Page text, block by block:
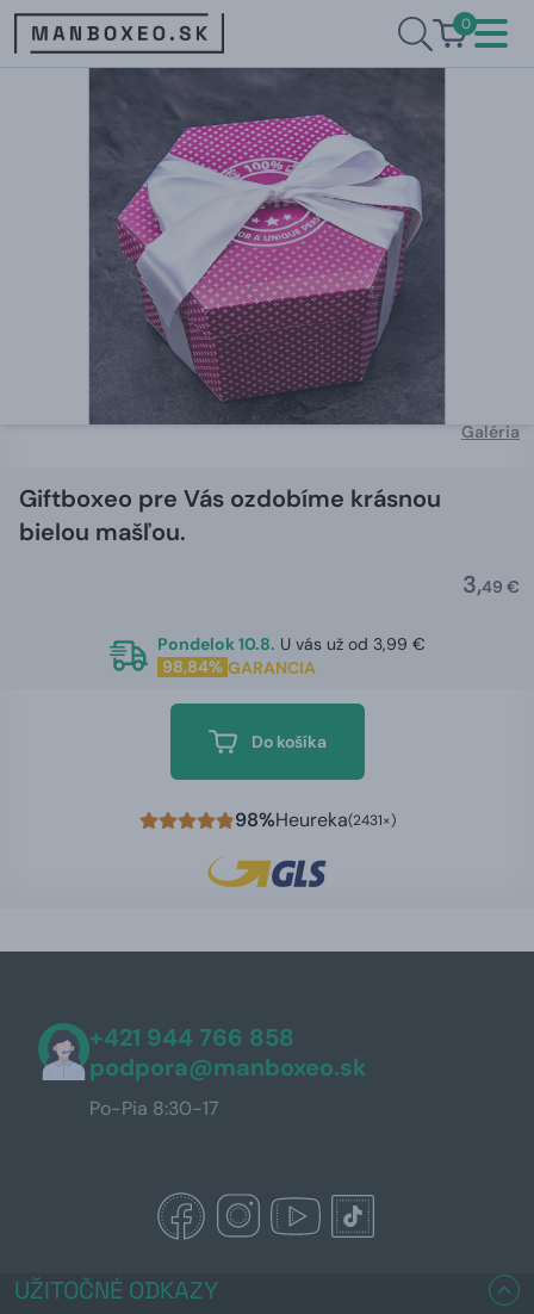
0
Galéria
Giftboxeo pre Vás ozdobíme krásnou
bielou mašľou.
3,49 €
Pondelok 10.8. U vás už od 3,99 €
98,84% GARANCIA
Do košíka
98%Heureka(2431×)
+421 944 766 858
podpora@manboxeo.sk
Po-Pia 8:30-17
UŽITOČNÉ ODKAZY